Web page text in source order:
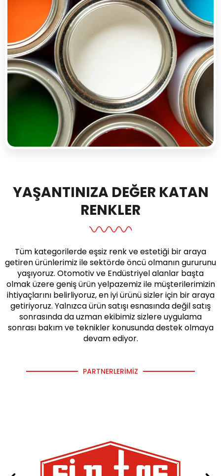
YAŞANTINIZA DEĞER KATAN
RENKLER
Tüm kategorilerde eşsiz renk ve estetiği bir araya
getiren ürünlerimiz ile sektörde öncü olmanın gururunu
yaşıyoruz. Otomotiv ve Endüstriyel alanlar başta
olmak üzere geniş ürün yelpazemiz ile müşterilerimizin
ihtiyaçlarını belirliyoruz, en iyi ürünü sizler için bir araya
getiriyoruz. Yalnızca ürün satışı esnasında değil satış
sonrasında da uzman ekibimiz sizlere uygulama
sonrası bakım ve teknikler konusunda destek olmaya
devam ediyor.
PARTNERLERIMIZ